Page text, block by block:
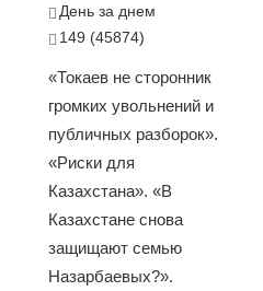
День за днем
149 (45874)
«Токаев не сторонник
громких увольнений и
публичных разборок».
«Риски для
Казахстана». «В
Казахстане снова
защищают семью
Назарбаевых?».